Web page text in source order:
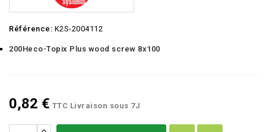
Référence: K2S-2004112
200Heco-Topix Plus wood screw 8x100
0,82 € TTC Livraison sous 7J